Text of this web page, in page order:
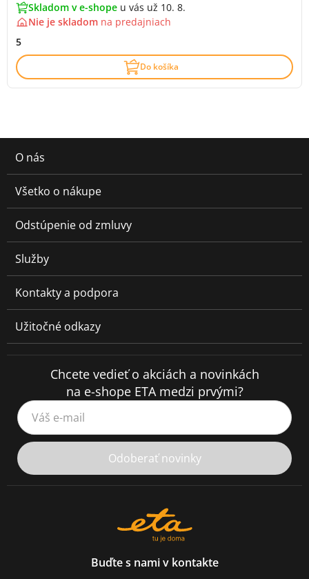
Skladom v e-shope u vás už 10. 8.
Nie je skladom na predajniach
5
Do košíka
O nás
Všetko o nákupe
Odstúpenie od zmluvy
Služby
Kontakty a podpora
Užitočné odkazy
Chcete vedieť o akciách a novinkách
na e-shope ETA medzi prvými?
Váš e-mail
Odoberať novinky
Buďte s nami v kontakte